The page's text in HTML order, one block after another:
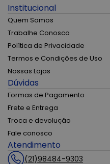
Institucional
Quem Somos
Trabalhe Conosco
Política de Privacidade
Termos e Condições de Uso
Nossas Lojas
Dúvidas
Formas de Pagamento
Frete e Entrega
Troca e devolução
Fale conosco
Atendimento
(21)98484-9303